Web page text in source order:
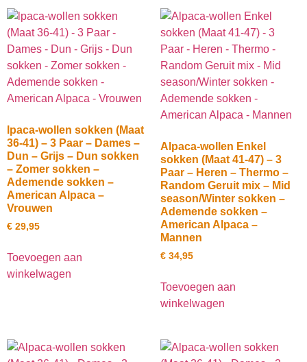
lpaca-wollen sokken (Maat
36-41) – 3 Paar – Dames –
Dun – Grijs – Dun sokken
– Zomer sokken –
Ademende sokken –
American Alpaca –
Vrouwen
€ 29,95
Toevoegen aan
winkelwagen
Alpaca-wollen Enkel
sokken (Maat 41-47) – 3
Paar – Heren – Thermo –
Random Geruit mix – Mid
season/Winter sokken –
Ademende sokken –
American Alpaca –
Mannen
€ 34,95
Toevoegen aan
winkelwagen